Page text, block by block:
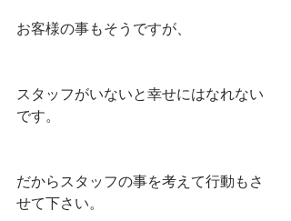
お客様の事もそうですが、
スタッフがいないと幸せにはなれない
です。
だからスタッフの事を考えて行動もさ
せて下さい。